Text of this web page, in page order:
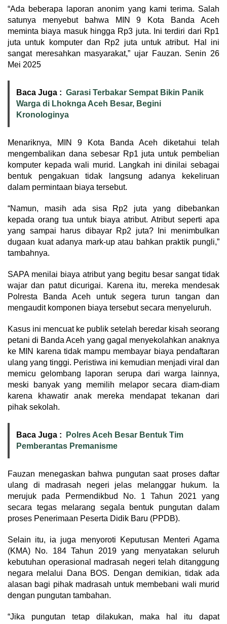
“Ada beberapa laporan anonim yang kami terima. Salah
satunya menyebut bahwa MIN 9 Kota Banda Aceh
meminta biaya masuk hingga Rp3 juta. Ini terdiri dari Rp1
juta untuk komputer dan Rp2 juta untuk atribut. Hal ini
sangat meresahkan masyarakat,” ujar Fauzan. Senin 26
Mei 2025
Baca Juga : Garasi Terbakar Sempat Bikin Panik
Warga di Lhoknga Aceh Besar, Begini
Kronologinya
Menariknya, MIN 9 Kota Banda Aceh diketahui telah
mengembalikan dana sebesar Rp1 juta untuk pembelian
komputer kepada wali murid. Langkah ini dinilai sebagai
bentuk pengakuan tidak langsung adanya kekeliruan
dalam permintaan biaya tersebut.
“Namun, masih ada sisa Rp2 juta yang dibebankan
kepada orang tua untuk biaya atribut. Atribut seperti apa
yang sampai harus dibayar Rp2 juta? Ini menimbulkan
dugaan kuat adanya mark-up atau bahkan praktik pungli,”
tambahnya.
SAPA menilai biaya atribut yang begitu besar sangat tidak
wajar dan patut dicurigai. Karena itu, mereka mendesak
Polresta Banda Aceh untuk segera turun tangan dan
mengaudit komponen biaya tersebut secara menyeluruh.
Kasus ini mencuat ke publik setelah beredar kisah seorang
petani di Banda Aceh yang gagal menyekolahkan anaknya
ke MIN karena tidak mampu membayar biaya pendaftaran
ulang yang tinggi. Peristiwa ini kemudian menjadi viral dan
memicu gelombang laporan serupa dari warga lainnya,
meski banyak yang memilih melapor secara diam-diam
karena khawatir anak mereka mendapat tekanan dari
pihak sekolah.
Baca Juga :
Polres Aceh Besar Bentuk Tim
Pemberantas Premanisme
Fauzan menegaskan bahwa pungutan saat proses daftar
ulang di madrasah negeri jelas melanggar hukum. Ia
merujuk pada Permendikbud No. 1 Tahun 2021 yang
secara tegas melarang segala bentuk pungutan dalam
proses Penerimaan Peserta Didik Baru (PPDB).
Selain itu, ia juga menyoroti Keputusan Menteri Agama
(KMA) No. 184 Tahun 2019 yang menyatakan seluruh
kebutuhan operasional madrasah negeri telah ditanggung
negara melalui Dana BOS. Dengan demikian, tidak ada
alasan bagi pihak madrasah untuk membebani wali murid
dengan pungutan tambahan.
“Jika pungutan tetap dilakukan, maka hal itu dapat